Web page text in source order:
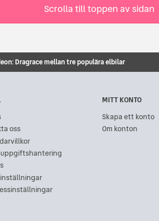
Scrolla till toppen av sidan
Dragrace mellan tre populära elbilar
oss
MITT KONTO
Skapa ett konto
Om konton